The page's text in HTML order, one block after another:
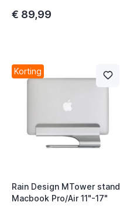
€ 89,99
Korting
Rain Design MTower stand
Macbook Pro/Air 11"-17"